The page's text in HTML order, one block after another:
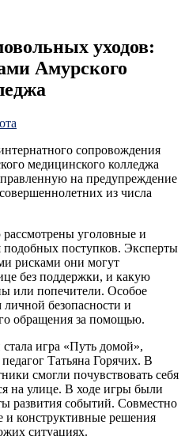
уходов:
Амурского
сопровождения
медицинского колледжа
на предупреждение
из числа
уголовные и
подобных поступков. Эксперты
рисками они могут
без поддержки, и какую
или попечители. Особое
безопасности и
обращения за помощью.
игра «Путь домой»,
Татьяна Горячих. В
смогли почувствовать себя
на улице. В ходе игры были
развития событий. Совместно
и конструктивные решения
ситуациях.